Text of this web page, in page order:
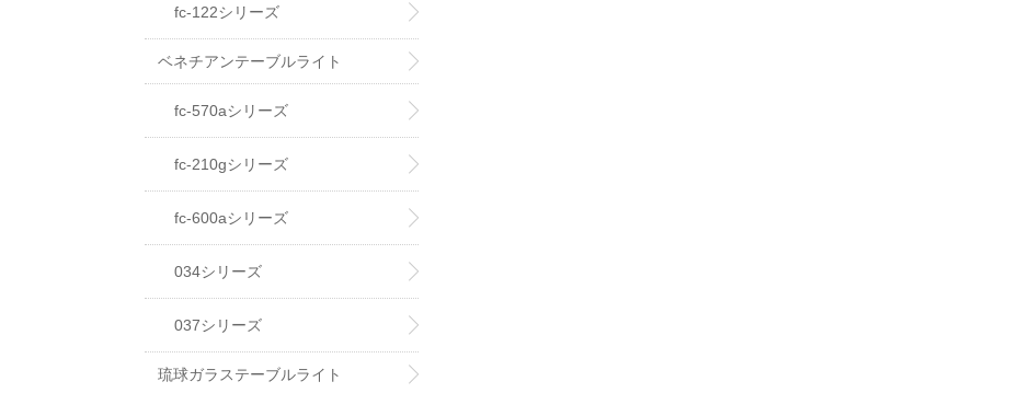
fc-122シリーズ
ベネチアンテーブルライト
fc-570aシリーズ
fc-210gシリーズ
fc-600aシリーズ
034シリーズ
037シリーズ
琉球ガラステーブルライト